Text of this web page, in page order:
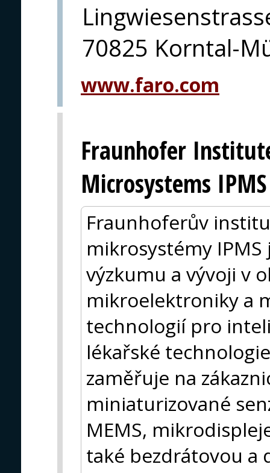
70825 Korntal-
www.faro.com
Fraunhofer
Microsystems IPMS
Fraunhoferův
mikrosystémy
výzkumu a vývoji v
mikroelektroniky a
technologií pro
lékařské
zaměřuje na
miniaturizované
MEMS,
také bezdrátovou a